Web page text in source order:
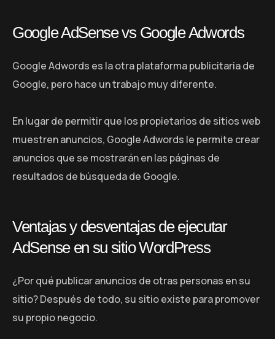
Google AdSense vs Google Adwords
Google Adwords es la otra plataforma publicitaria de
Google, pero hace un trabajo muy diferente.
En lugar de permitir que los propietarios de sitios web
muestren anuncios, Google Adwords le permite crear
anuncios que se mostrarán en las páginas de
resultados de búsqueda de Google.
Ventajas y desventajas de ejecutar
AdSense en su sitio WordPress
¿Por qué publicar anuncios de otras personas en su
sitio? Después de todo, su sitio existe para promover
su propio negocio.